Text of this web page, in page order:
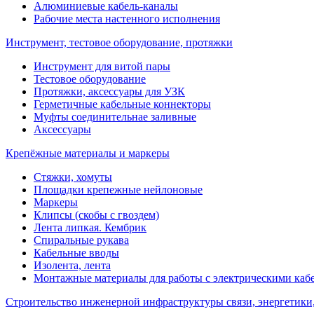
Алюминиевые кабель-каналы
Рабочие места настенного исполнения
Инструмент, тестовое оборудование, протяжки
Инструмент для витой пары
Тестовое оборудование
Протяжки, аксессуары для УЗК
Герметичные кабельные коннекторы
Муфты соединительнае заливные
Аксессуары
Крепёжные материалы и маркеры
Стяжки, хомуты
Площадки крепежные нейлоновые
Маркеры
Клипсы (скобы с гвоздем)
Лента липкая. Кембрик
Спиральные рукава
Кабельные вводы
Изолента, лента
Монтажные материалы для работы с электрическими
Строительство инженерной инфраструктуры связи,